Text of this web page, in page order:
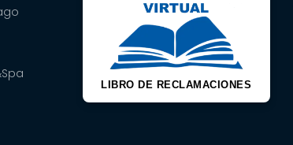
LIBRO DE RECLAMACIONES